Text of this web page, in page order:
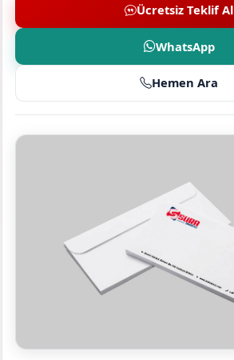
Ücretsiz Teklif Al
WhatsApp
Hemen Ara